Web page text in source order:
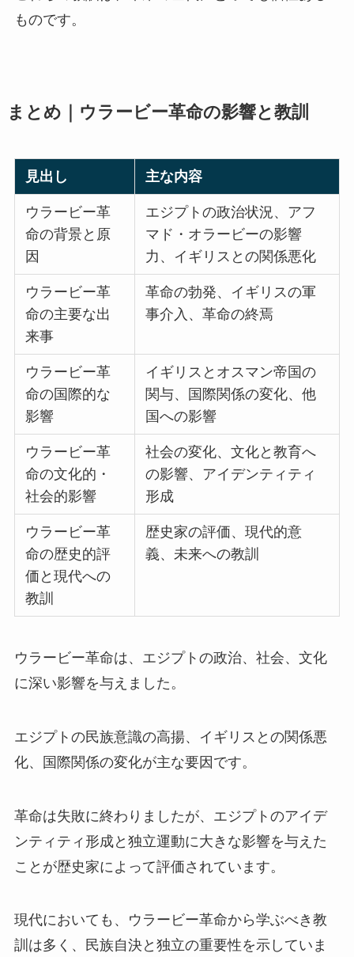
ものです。
まとめ｜ウラービー革命の影響と教訓
見出し 主な内容
ウラービー革
命の背景と原
因
エジプトの政治状況、アフ
マド・オラービーの影響
力、イギリスとの関係悪化
ウラービー革
命の主要な出
来事
革命の勃発、イギリスの軍
事介入、革命の終焉
ウラービー革
命の国際的な
影響
イギリスとオスマン帝国の
関与、国際関係の変化、他
国への影響
ウラービー革
命の文化的・
社会的影響
社会の変化、文化と教育へ
の影響、アイデンティティ
形成
ウラービー革
命の歴史的評
価と現代への
教訓
歴史家の評価、現代的意
義、未来への教訓
ウラービー革命は、エジプトの政治、社会、文化
に深い影響を与えました。
エジプトの民族意識の高揚、イギリスとの関係悪
化、国際関係の変化が主な要因です。
革命は失敗に終わりましたが、エジプトのアイデ
ンティティ形成と独立運動に大きな影響を与えた
ことが歴史家によって評価されています。
現代においても、ウラービー革命から学ぶべき教
訓は多く、民族自決と独立の重要性を示していま